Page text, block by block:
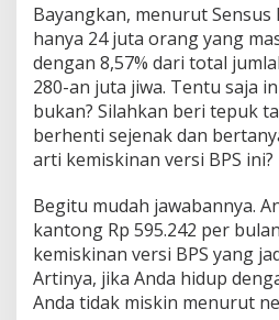
Bayangkan, menurut Sensus
hanya 24 juta orang yang
dengan 8,57% dari total
280-an juta jiwa. Tentu saja
bukan? Silahkan beri tepuk
berhenti sejenak dan
arti kemiskinan versi BPS ini?
Begitu mudah jawabannya.
kantong Rp 595.242 per
kemiskinan versi BPS yang
Artinya, jika Anda hidup
Anda tidak miskin menurut